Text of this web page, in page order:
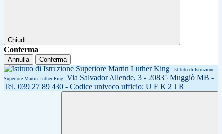
Chiudi
Conferma
Annulla Conferma
Istituto di Istruzione
Superiore Martin Luther King
Via Salvador Allende, 3 - 20835 Muggiò MB -
Tel. 039 27 89 430 - Codice univoco ufficio: U F K 2 J R